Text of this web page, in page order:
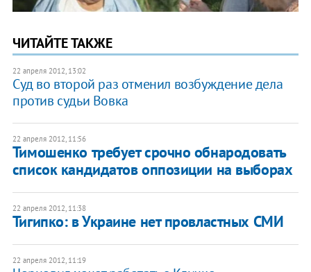
ЧИТАЙТЕ ТАКЖЕ
22 апреля 2012, 13:02
Суд во второй раз отменил возбуждение дела
против судьи Вовка
22 апреля 2012, 11:56
Тимошенко требует срочно обнародовать
список кандидатов оппозиции на выборах
22 апреля 2012, 11:38
Тигипко: в Украине нет провластных СМИ
22 апреля 2012, 11:19